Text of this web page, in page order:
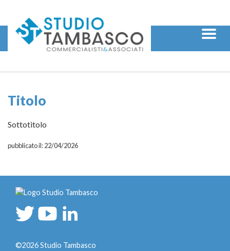
Contenuto
Menu
Titolo
Sottotitolo
pubblicato il: 22/04/2026
©2026 Studio Tambasco